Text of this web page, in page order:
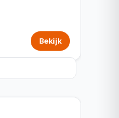
Bekijk